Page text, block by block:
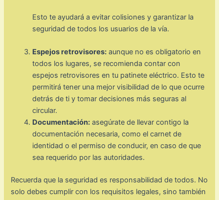
Esto te ayudará a evitar colisiones y garantizar la
seguridad de todos los usuarios de la vía.
Espejos retrovisores: aunque no es obligatorio en
todos los lugares, se recomienda contar con
espejos retrovisores en tu patinete eléctrico. Esto te
permitirá tener una mejor visibilidad de lo que ocurre
detrás de ti y tomar decisiones más seguras al
circular.
Documentación: asegúrate de llevar contigo la
documentación necesaria, como el carnet de
identidad o el permiso de conducir, en caso de que
sea requerido por las autoridades.
Recuerda que la seguridad es responsabilidad de todos. No
solo debes cumplir con los requisitos legales, sino también